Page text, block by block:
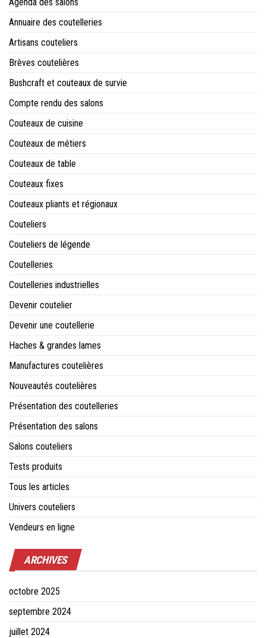
Annuaire des coutelleries
Artisans couteliers
Brèves coutelières
Bushcraft et couteaux de survie
Compte rendu des salons
Couteaux de cuisine
Couteaux de métiers
Couteaux de table
Couteaux fixes
Couteaux pliants et régionaux
Couteliers
Couteliers de légende
Coutelleries
Coutelleries industrielles
Devenir coutelier
Devenir une coutellerie
Haches & grandes lames
Manufactures coutelières
Nouveautés coutelières
Présentation des coutelleries
Présentation des salons
Salons couteliers
Tests produits
Tous les articles
Univers couteliers
Vendeurs en ligne
ARCHIVES
octobre 2025
septembre 2024
juillet 2024